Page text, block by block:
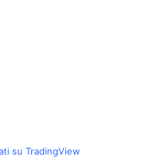
su TradingView